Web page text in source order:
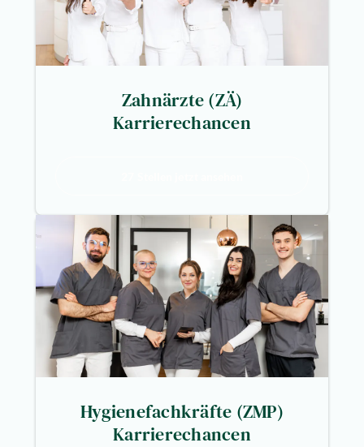
Zahnärzte (ZÄ)
Karrierechancen
Hygienefachkräfte (ZMP)
Karrierechancen